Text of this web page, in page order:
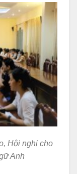
Hội nghị cho
Anh